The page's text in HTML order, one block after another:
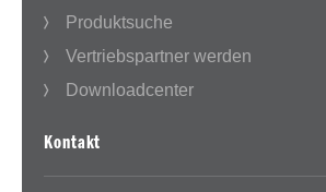
Produktsuche
Vertriebspartner werden
Downloadcenter
Kontakt